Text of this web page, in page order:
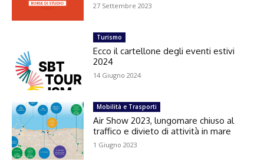
27 Settembre 2023
Turismo
Ecco il cartellone degli eventi estivi
2024
14 Giugno 2024
Mobilità e Trasporti
Air Show 2023, lungomare chiuso al
traffico e divieto di attività in mare
1 Giugno 2023